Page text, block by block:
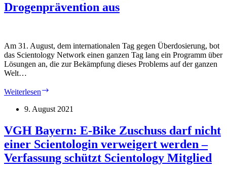
Russia,
Drogenprävention aus
Am 31. August, dem internationalen Tag gegen Überdosierung, bot
das Scientology Network einen ganzen Tag lang ein Programm über
Lösungen an, die zur Bekämpfung dieses Problems auf der ganzen
Welt…
Weiterlesen
Internationaler
Überdosierung
–
Scientology
Network
9. August 2021
VGH Bayern: E-Bike Zuschuss darf nicht
einer Scientologin verweigert werden –
Verfassung schützt Scientology Mitglied